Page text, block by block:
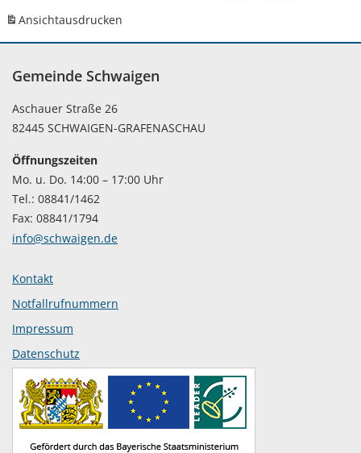
Ansichtausdrucken
Gemeinde Schwaigen
Aschauer Straße 26
82445 SCHWAIGEN-GRAFENASCHAU
Öffnungszeiten
Mo. u. Do. 14:00 – 17:00 Uhr
Tel.: 08841/1462
Fax: 08841/1794
info@schwaigen.de
Kontakt
Notfallrufnummern
Impressum
Datenschutz